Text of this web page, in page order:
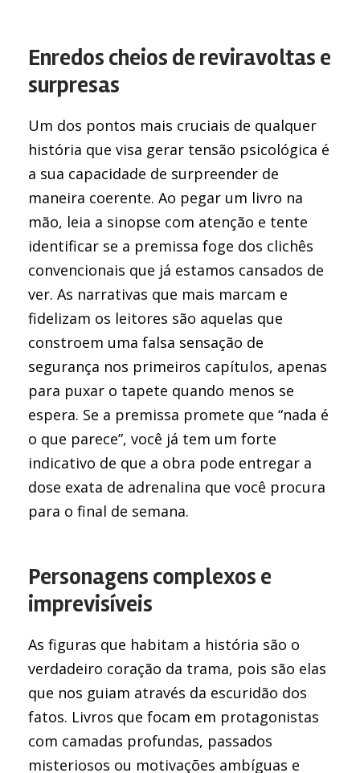
Enredos cheios de reviravoltas e
surpresas
Um dos pontos mais cruciais de qualquer
história que visa gerar tensão psicológica é
a sua capacidade de surpreender de
maneira coerente. Ao pegar um livro na
mão, leia a sinopse com atenção e tente
identificar se a premissa foge dos clichês
convencionais que já estamos cansados de
ver. As narrativas que mais marcam e
fidelizam os leitores são aquelas que
constroem uma falsa sensação de
segurança nos primeiros capítulos, apenas
para puxar o tapete quando menos se
espera. Se a premissa promete que “nada é
o que parece”, você já tem um forte
indicativo de que a obra pode entregar a
dose exata de adrenalina que você procura
para o final de semana.
Personagens complexos e
imprevisíveis
As figuras que habitam a história são o
verdadeiro coração da trama, pois são elas
que nos guiam através da escuridão dos
fatos. Livros que focam em protagonistas
com camadas profundas, passados
misteriosos ou motivações ambíguas e